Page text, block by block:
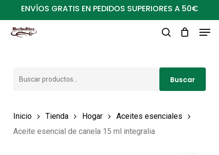
al
contenido
ENVÍOS GRATIS EN PEDIDOS SUPERIORES A 50€
Buscar
Inicio Tienda Hogar
Aceites esenciales
Aceite esencial de canela 15 ml integralia
Close